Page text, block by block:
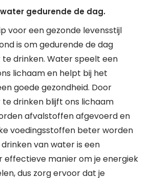
gedurende de dag.
voor een gezonde levensstijl
is om gedurende de dag
drinken. Water speelt een
lichaam en helpt bij het
goede gezondheid. Door
drinken blijft ons lichaam
afvalstoffen afgevoerd en
voedingsstoffen beter worden
van water is een
effectieve manier om je energiek
dus zorg ervoor dat je